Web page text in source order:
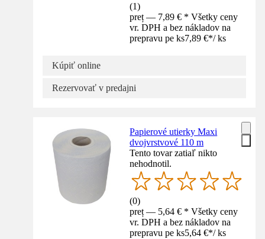
(1)
preț — 7,89 € * Všetky ceny
vr. DPH a bez nákladov na
prepravu pe ks7,89 €*/ ks
Kúpiť online
Rezervovať v predajni
Papierové utierky Maxi
dvojvrstvové 110 m
Tento tovar zatiaľ nikto
nehodnotil.
(0)
preț — 5,64 € * Všetky ceny
vr. DPH a bez nákladov na
prepravu pe ks5,64 €*/ ks